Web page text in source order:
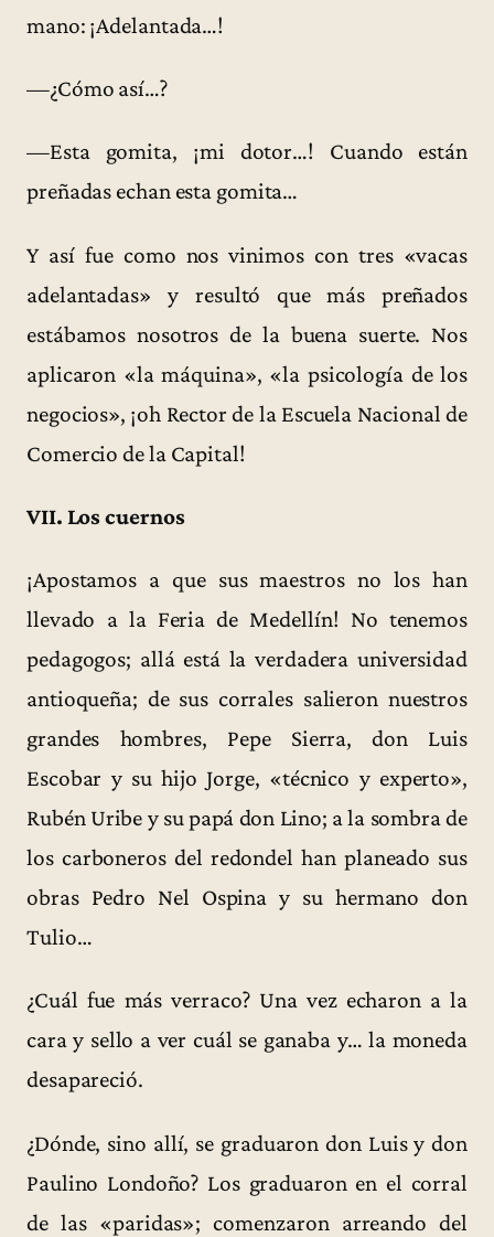
mano: ¡Adelantada…!
—¿Cómo así…?
—Esta gomita, ¡mi dotor…! Cuando están
preñadas echan esta gomita…
Y así fue como nos vinimos con tres «vacas
adelantadas» y resultó que más preñados
estábamos nosotros de la buena suerte. Nos
aplicaron «la máquina», «la psicología de los
negocios», ¡oh Rector de la Escuela Nacional de
Comercio de la Capital!
VII. Los cuernos
¡Apostamos a que sus maestros no los han
llevado a la Feria de Medellín! No tenemos
pedagogos; allá está la verdadera universidad
antioqueña; de sus corrales salieron nuestros
grandes hombres, Pepe Sierra, don Luis
Escobar y su hijo Jorge, «técnico y experto»,
Rubén Uribe y su papá don Lino; a la sombra de
los carboneros del redondel han planeado sus
obras Pedro Nel Ospina y su hermano don
Tulio…
¿Cuál fue más verraco? Una vez echaron a la
cara y sello a ver cuál se ganaba y… la moneda
desapareció.
¿Dónde, sino allí, se graduaron don Luis y don
Paulino Londoño? Los graduaron en el corral
de las «paridas»; comenzaron arreando del